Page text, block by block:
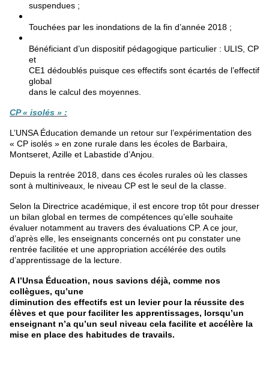
suspendues ;
Touchées par les inondations de la fin d’année 2018 ;
Bénéficiant d’un dispositif pédagogique particulier : ULIS, CP
et
CE1 dédoublés puisque ces effectifs sont écartés de l’effectif
global
dans le calcul des moyennes.
CP « isolés » :
L’UNSA Éducation demande un retour sur l’expérimentation des
« CP isolés » en zone rurale dans les écoles de Barbaira,
Montseret, Azille et Labastide d’Anjou.
Depuis la rentrée 2018, dans ces écoles rurales où les classes
sont à multiniveaux, le niveau CP est le seul de la classe.
Selon la Directrice académique, il est encore trop tôt pour dresser
un bilan global en termes de compétences qu’elle souhaite
évaluer notamment au travers des évaluations CP. A ce jour,
d’après elle, les enseignants concernés ont pu constater une
rentrée facilitée et une appropriation accélérée des outils
d’apprentissage de la lecture.
A l’Unsa Éducation, nous savions déjà, comme nos
collègues, qu’une
diminution des effectifs est un levier pour la réussite des
élèves et que pour faciliter les apprentissages, lorsqu’un
enseignant n’a qu’un seul niveau cela facilite et accélère la
mise en place des habitudes de travails.